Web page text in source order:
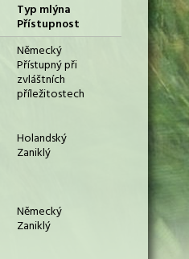
Typ mlýna
Přístupnost
Německý
Přístupný při
zvláštních
příležitostech
Holandský
Zaniklý
Německý
Zaniklý